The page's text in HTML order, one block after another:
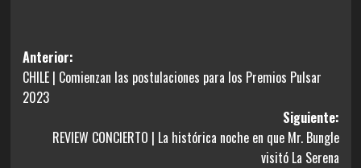
Navegación
de
entradas
Anterior:
CHILE | Comienzan las postulaciones para los Premios Pulsar
2023
Siguiente:
REVIEW CONCIERTO | La histórica noche en que Mr. Bungle
visitó La Serena